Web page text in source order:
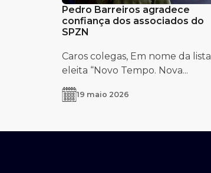
Pedro Barreiros agradece
confiança dos associados do
SPZN
Caros colegas, Em nome da lista
eleita “Novo Tempo. Nova...
19 maio 2026